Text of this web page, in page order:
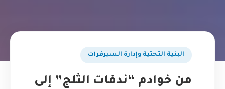
البنية التحتية وإدارة السيرفرات
من خوادم “ندفات الثلج” إلى